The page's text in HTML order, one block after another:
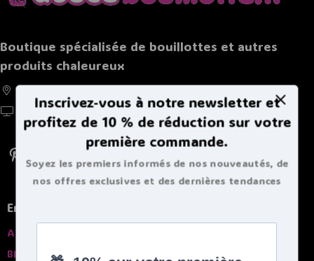
Boutique spécialisée de bouillottes et autres
produits chaleureux
France, Belgique, Suisse, Luxembourg
https://doucebouillote.fr
En savoir plus
A propros
Blog
Inscrivez-vous à notre newsletter et
profitez de 10 % de réduction sur votre
première commande.
Soyez les premiers informés de nos nouveautés, de
nos offres exclusives et des dernières tendances